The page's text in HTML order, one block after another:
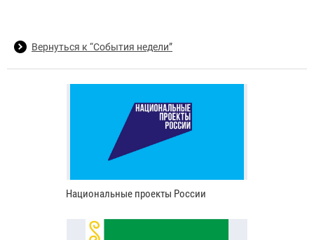
Вернуться к “События недели”
Национальные проекты России